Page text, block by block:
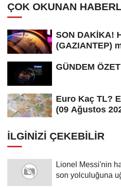
ÇOK OKUNAN
SON DAKİKA!
(GAZIANTEP)
GÜNDEM
Euro Kaç TL?
(09 Ağustos
İLGINIZI ÇEKEBILIR
Lionel Messi'nin
son yolculuğuna